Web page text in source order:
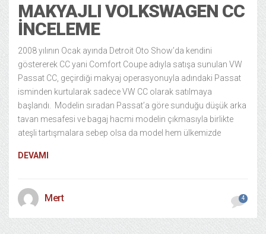
MAKYAJLI VOLKSWAGEN CC
İNCELEME
2008 yılının Ocak ayında Detroit Oto Show’da kendini
göstererek CC yani Comfort Coupe adıyla satışa sunulan VW
Passat CC, geçirdiği makyaj operasyonuyla adındaki Passat
isminden kurtularak sadece VW CC olarak satılmaya
başlandı. Modelin sıradan Passat’a göre sunduğu düşük arka
tavan mesafesi ve bagaj hacmi modelin çıkmasıyla birlikte
ateşli tartışmalara sebep olsa da model hem ülkemizde
DEVAMI
Mert 4